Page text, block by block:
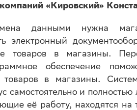
«Кировский»
данными нужна
электронный
товаров в магазины.
обеспечение
товаров в магазины.
самостоятельно и полностью
её работу, находятся